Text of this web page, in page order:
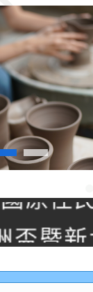
通局
摺2.0
請參閱
盃暨
學生